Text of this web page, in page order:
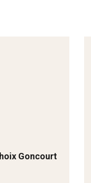
Goncourt